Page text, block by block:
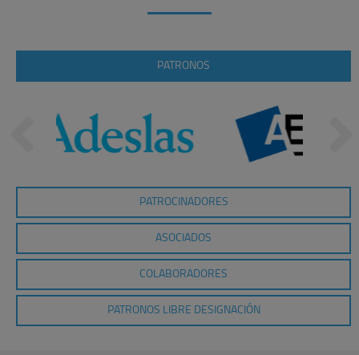
PATRONOS
PATROCINADORES
ASOCIADOS
COLABORADORES
PATRONOS LIBRE DESIGNACIÓN